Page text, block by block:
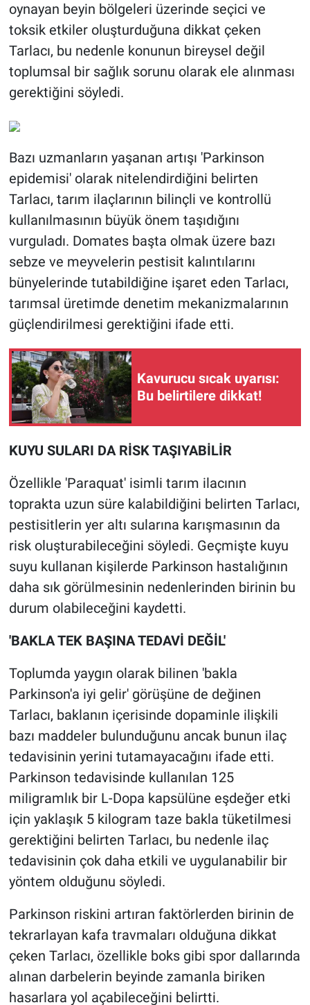
oynayan beyin bölgeleri üzerinde seçici ve
toksik etkiler oluşturduğuna dikkat çeken
Tarlacı, bu nedenle konunun bireysel değil
toplumsal bir sağlık sorunu olarak ele alınması
gerektiğini söyledi.
Bazı uzmanların yaşanan artışı 'Parkinson
epidemisi' olarak nitelendirdiğini belirten
Tarlacı, tarım ilaçlarının bilinçli ve kontrollü
kullanılmasının büyük önem taşıdığını
vurguladı. Domates başta olmak üzere bazı
sebze ve meyvelerin pestisit kalıntılarını
bünyelerinde tutabildiğine işaret eden Tarlacı,
tarımsal üretimde denetim mekanizmalarının
güçlendirilmesi gerektiğini ifade etti.
Kavurucu sıcak uyarısı:
Bu belirtilere dikkat!
KUYU SULARI DA RİSK TAŞIYABİLİR
Özellikle 'Paraquat' isimli tarım ilacının
toprakta uzun süre kalabildiğini belirten Tarlacı,
pestisitlerin yer altı sularına karışmasının da
risk oluşturabileceğini söyledi. Geçmişte kuyu
suyu kullanan kişilerde Parkinson hastalığının
daha sık görülmesinin nedenlerinden birinin bu
durum olabileceğini kaydetti.
'BAKLA TEK BAŞINA TEDAVİ DEĞİL'
Toplumda yaygın olarak bilinen 'bakla
Parkinson'a iyi gelir' görüşüne de değinen
Tarlacı, baklanın içerisinde dopaminle ilişkili
bazı maddeler bulunduğunu ancak bunun ilaç
tedavisinin yerini tutamayacağını ifade etti.
Parkinson tedavisinde kullanılan 125
miligramlık bir L-Dopa kapsülüne eşdeğer etki
için yaklaşık 5 kilogram taze bakla tüketilmesi
gerektiğini belirten Tarlacı, bu nedenle ilaç
tedavisinin çok daha etkili ve uygulanabilir bir
yöntem olduğunu söyledi.
Parkinson riskini artıran faktörlerden birinin de
tekrarlayan kafa travmaları olduğuna dikkat
çeken Tarlacı, özellikle boks gibi spor dallarında
alınan darbelerin beyinde zamanla biriken
hasarlara yol açabileceğini belirtti.